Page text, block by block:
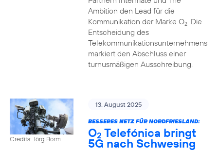
Ambition den Lead für die
Kommunikation der Marke O2. Die
Entscheidung des
Telekommunikationsunternehmens
markiert den Abschluss einer
turnusmäßigen Ausschreibung.
Credits: Jörg Borm
13. August 2025
BESSERES NETZ FÜR NORDFRIESLAND:
O2 Telefónica bringt
5G nach Schwesing